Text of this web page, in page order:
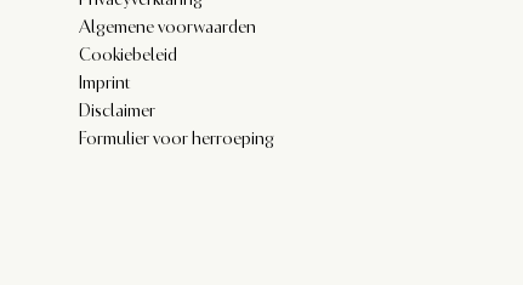
Algemene voorwaarden
Cookiebeleid
Imprint
Disclaimer
Formulier voor herroeping